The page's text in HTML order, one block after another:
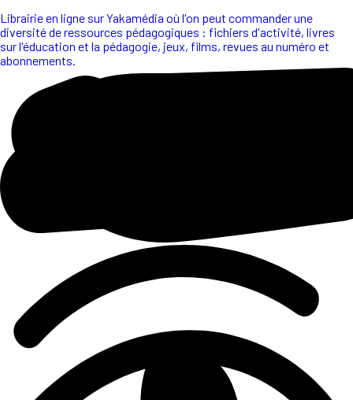
Librairie en ligne sur Yakamédia où l'on peut commander une
diversité de ressources pédagogiques : fichiers d'activité, livres
sur l'éducation et la pédagogie, jeux, films, revues au numéro et
abonnements.